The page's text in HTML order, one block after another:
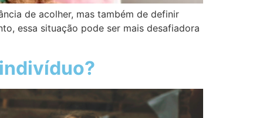
de acolher, mas também de definir
essa situação pode ser mais desafiadora